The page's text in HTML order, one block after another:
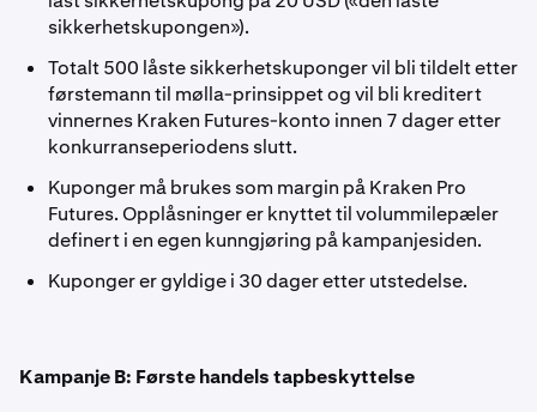
sikkerhetskupongen»).
Totalt 500 låste sikkerhetskuponger vil bli tildelt etter
førstemann til mølla-prinsippet og vil bli kreditert
vinnernes Kraken Futures-konto innen 7 dager etter
konkurranseperiodens slutt.
Kuponger må brukes som margin på Kraken Pro
Futures. Opplåsninger er knyttet til volummilepæler
definert i en egen kunngjøring på kampanjesiden.
Kuponger er gyldige i 30 dager etter utstedelse.
Kampanje B: Første handels tapbeskyttelse